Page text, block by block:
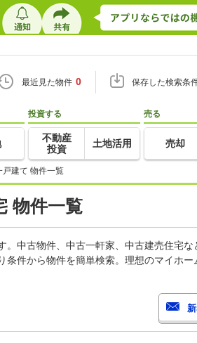
最近見た物件 0 保存した検索条
投資する
不動産
投資
土地活用
売る
売却
建て 物件一覧
物件一覧
中古物件、中古一軒家、中古建売住宅
件から物件を簡単検索。理想のマイホ